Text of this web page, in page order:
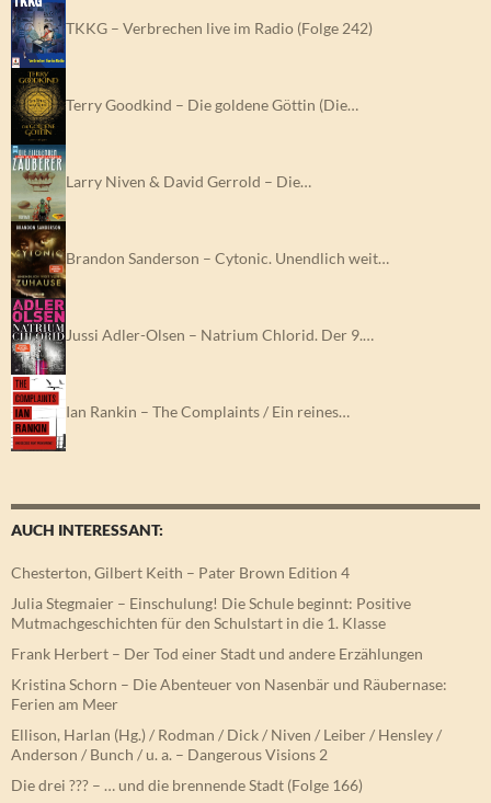
TKKG – Verbrechen live im Radio (Folge 242)
Terry Goodkind – Die goldene Göttin (Die…
Larry Niven & David Gerrold – Die…
Brandon Sanderson – Cytonic. Unendlich weit…
Jussi Adler-Olsen – Natrium Chlorid. Der 9.…
Ian Rankin – The Complaints / Ein reines…
AUCH INTERESSANT:
Chesterton, Gilbert Keith – Pater Brown Edition 4
Julia Stegmaier – Einschulung! Die Schule beginnt: Positive
Mutmachgeschichten für den Schulstart in die 1. Klasse
Frank Herbert – Der Tod einer Stadt und andere Erzählungen
Kristina Schorn – Die Abenteuer von Nasenbär und Räubernase:
Ferien am Meer
Ellison, Harlan (Hg.) / Rodman / Dick / Niven / Leiber / Hensley /
Anderson / Bunch / u. a. – Dangerous Visions 2
Die drei ??? – … und die brennende Stadt (Folge 166)